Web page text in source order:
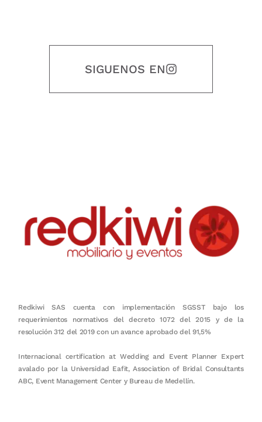
SIGUENOS EN
Redkiwi SAS cuenta con implementación SGSST bajo los
requerimientos normativos del decreto 1072 del 2015 y de la
resolución 312 del 2019 con un avance aprobado del 91,5%
Internacional certification at Wedding and Event Planner Expert
avalado por la Universidad Eafit, Association of Bridal Consultants
ABC, Event Management Center y Bureau de Medellín.